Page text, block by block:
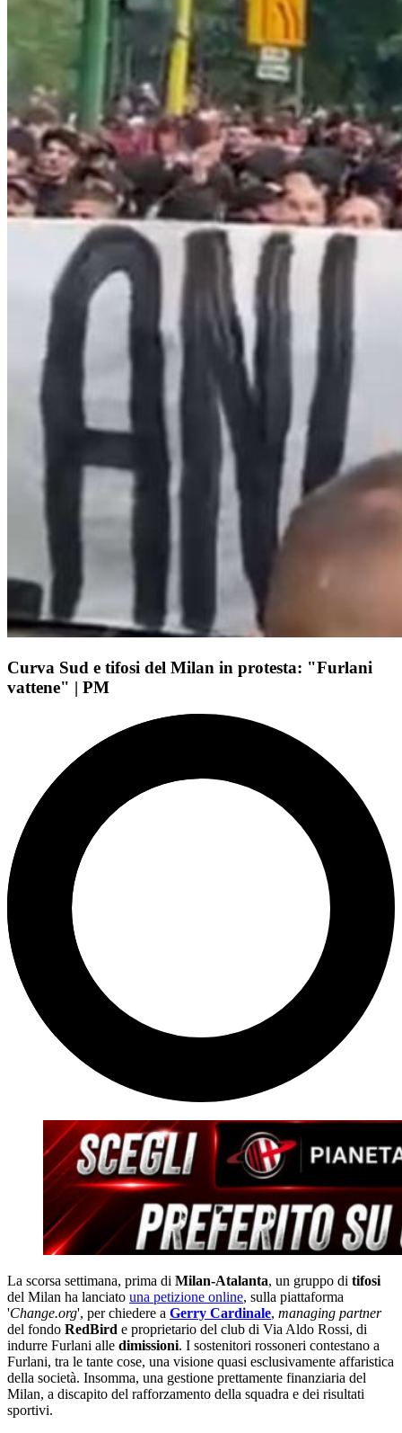
Curva Sud e tifosi del Milan in protesta: "Furlani
vattene" | PM
La scorsa settimana, prima di Milan-Atalanta, un gruppo di tifosi
del Milan ha lanciato una petizione online, sulla piattaforma
'Change.org', per chiedere a Gerry Cardinale, managing partner
del fondo RedBird e proprietario del club di Via Aldo Rossi, di
indurre Furlani alle dimissioni. I sostenitori rossoneri contestano a
Furlani, tra le tante cose, una visione quasi esclusivamente affaristica
della società. Insomma, una gestione prettamente finanziaria del
Milan, a discapito del rafforzamento della squadra e dei risultati
sportivi.